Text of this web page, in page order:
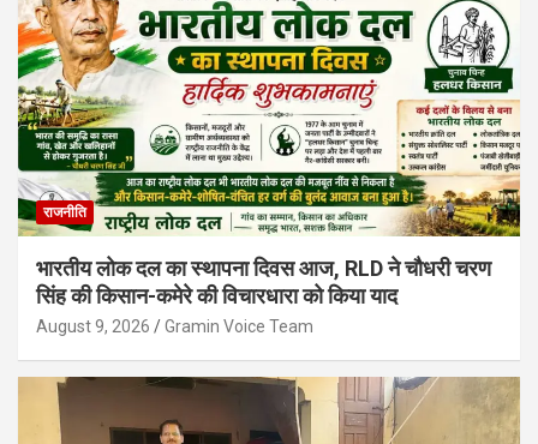
राजनीति
भारतीय लोक दल का स्थापना दिवस आज, RLD ने चौधरी चरण
सिंह की किसान-कमेरे की विचारधारा को किया याद
August 9, 2026 Gramin Voice Team